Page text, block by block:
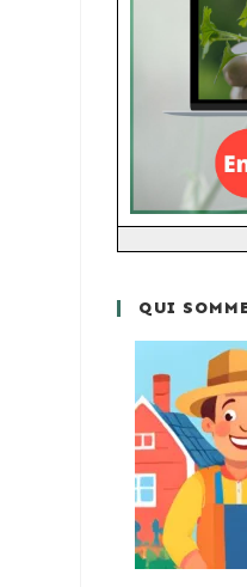
QUI